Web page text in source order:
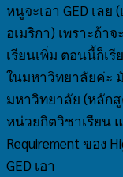
หนูจะเอา GED เล
อเมริกา) เพราะถ้า
เรียนเพิ่ม ตอนนี้ก็เ
ในมหาวิทยาลัยค่ะ
มหาวิทยาลัย (หลักสู
หน่วยกิตวิชาเรียน
Requirement ของ
GED เอา